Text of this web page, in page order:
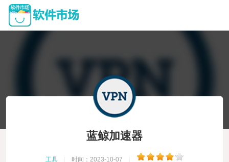
蓝鲸加速器
工具 时间：2023-10-07